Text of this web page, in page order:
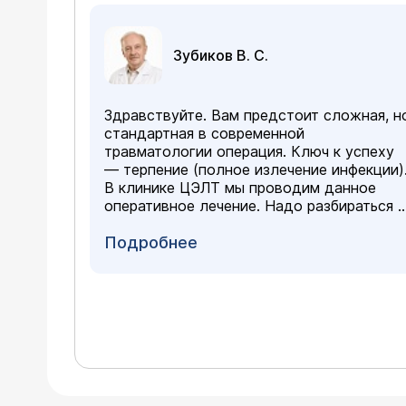
Зубиков В. С.
Здравствуйте. Вам предстоит сложная,
стандартная в современной
травматологии операция. Ключ к успеху
— терпение (полное излечение инфекции).
В клинике ЦЭЛТ мы проводим данное
оперативное лечение. Надо разбираться и
микробиологическим исследованием. А до
Подробнее